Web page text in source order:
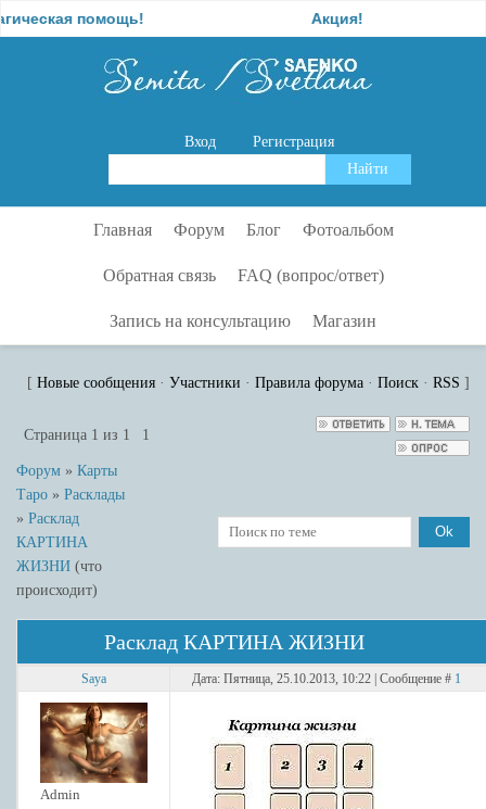
помощь! Акция!
Вход Регистрация
Главная Форум Блог Фотоальбом
Обратная связь FAQ (вопрос/ответ)
Запись на консультацию Магазин
[ Новые сообщения · Участники · Правила форума · Поиск · RSS ]
Страница 1 из 1 1
Форум » Карты
Таро » Расклады
» Расклад
КАРТИНА
ЖИЗНИ (что
происходит)
Расклад КАРТИНА ЖИЗНИ
Saya Дата: Пятница, 25.10.2013, 10:22 | Сообщение # 1
Admin
9586873.jpg